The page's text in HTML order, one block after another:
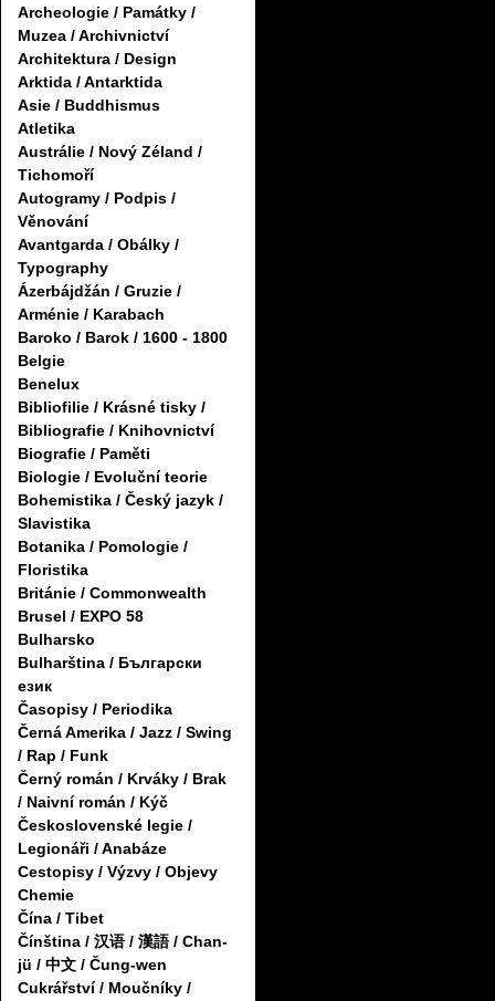
Archeologie / Památky /
Muzea / Archivnictví
Architektura / Design
Arktida / Antarktida
Asie / Buddhismus
Atletika
Austrálie / Nový Zéland /
Tichomoří
Autogramy / Podpis /
Věnování
Avantgarda / Obálky /
Typography
Ázerbájdžán / Gruzie /
Arménie / Karabach
Baroko / Barok / 1600 - 1800
Belgie
Benelux
Bibliofilie / Krásné tisky /
Bibliografie / Knihovnictví
Biografie / Paměti
Biologie / Evoluční teorie
Bohemistika / Český jazyk /
Slavistika
Botanika / Pomologie /
Floristika
Británie / Commonwealth
Brusel / EXPO 58
Bulharsko
Bulharština / Български
език
Časopisy / Periodika
Černá Amerika / Jazz / Swing
/ Rap / Funk
Černý román / Krváky / Brak
/ Naivní román / Kýč
Československé legie /
Legionáři / Anabáze
Cestopisy / Výzvy / Objevy
Chemie
Čína / Tibet
Čínština / 汉语 / 漢語 / Chan-
jü / 中文 / Čung-wen
Cukrářství / Moučníky /